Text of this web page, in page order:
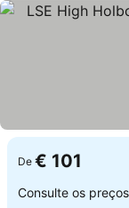
De € 101
Consulte os